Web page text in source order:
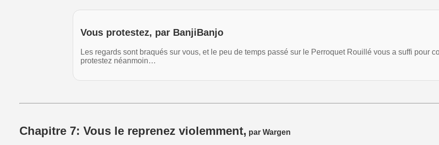
Vous protestez, par BanjiBanjo
Les regards sont braqués sur vous, et le peu de temps passé sur le Perroquet Rouillé vous a suffi pour
protestez néanmoin…
Chapitre 7: Vous le reprenez violemment, par Wargen